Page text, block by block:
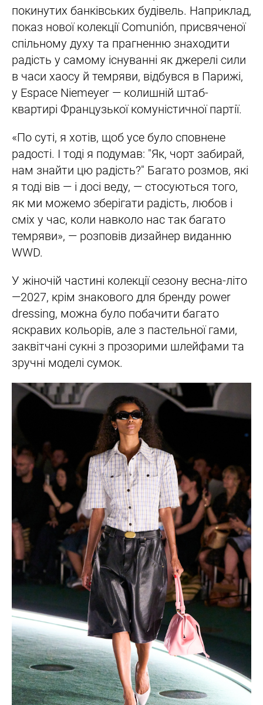
покинутих банківських будівель. Наприклад,
показ нової колекції Comunión, присвяченої
спільному духу та прагненню знаходити
радість у самому існуванні як джерелі сили
в часи хаосу й темряви, відбувся в Парижі,
у Espace Niemeyer — колишній штаб-
квартирі Французької комуністичної партії.
«По суті, я хотів, щоб усе було сповнене
радості. І тоді я подумав: "Як, чорт забирай,
нам знайти цю радість?" Багато розмов, які
я тоді вів — і досі веду, — стосуються того,
як ми можемо зберігати радість, любов і
сміх у час, коли навколо нас так багато
темряви», — розповів дизайнер виданню
WWD.
У жіночій частині колекції сезону весна-літо
—2027, крім знакового для бренду power
dressing, можна було побачити багато
яскравих кольорів, але з пастельної гами,
заквітчані сукні з прозорими шлейфами та
зручні моделі сумок.